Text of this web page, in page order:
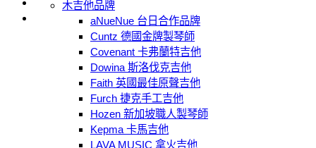
木吉他品牌
aNueNue 台日合作品牌
Cuntz 德國金牌製琴師
Covenant 卡弗蘭特吉他
Dowina 斯洛伐克吉他
Faith 英國最佳原聲吉他
Furch 捷克手工吉他
Hozen 新加坡職人製琴師
Kepma 卡馬吉他
LAVA MUSIC 拿火吉他